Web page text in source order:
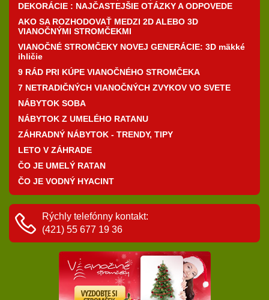
DEKORÁCIE : NAJČASTEJŠIE OTÁZKY A ODPOVEDE
AKO SA ROZHODOVAŤ MEDZI 2D ALEBO 3D
VIANOČNÝMI STROMČEKMI
VIANOČNÉ STROMČEKY NOVEJ GENERÁCIE: 3D mäkké
ihličie
9 RÁD PRI KÚPE VIANOČNÉHO STROMČEKA
7 NETRADIČNÝCH VIANOČNÝCH ZVYKOV VO SVETE
NÁBYTOK SOBA
NÁBYTOK Z UMELÉHO RATANU
ZÁHRADNÝ NÁBYTOK - TRENDY, TIPY
LETO V ZÁHRADE
ČO JE UMELÝ RATAN
ČO JE VODNÝ HYACINT
Rýchly telefónny kontakt:
(421) 55 677 19 36